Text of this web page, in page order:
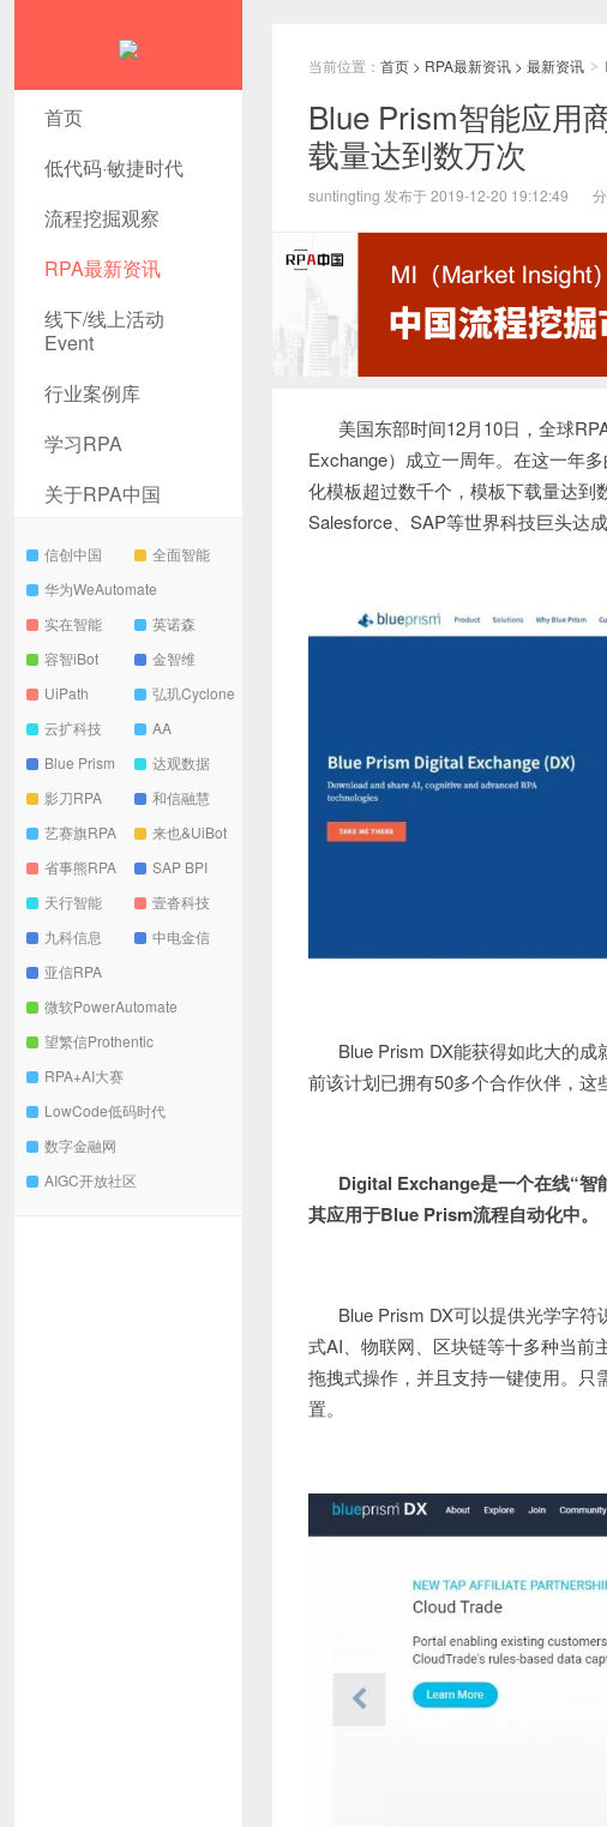
首页
低代码·敏捷时代
流程挖掘观察
RPA最新资讯
线下/线上活动
Event
行业案例库
学习RPA
关于RPA中国
信创中国
全面智能
华为WeAutomate
实在智能
英诺森
容智iBot
金智维
UiPath
弘玑Cyclone
云扩科技
AA
Blue Prism
达观数据
影刀RPA
和信融慧
艺赛旗RPA
来也&UiBot
省事熊RPA
SAP BPI
天行智能
壹沓科技
九科信息
中电金信
亚信RPA
微软PowerAutomate
望繁信Prothentic
RPA+AI大赛
LowCode低码时代
数字金融网
AIGC开放社区
当前位置： 首页 > RPA最新资讯 > 最新资讯 >
Blue Prism智能应用
载量达到数万次
suntingting 发布于 2019-12-20 19:12:49
美国东部时间12月10日，全球
Exchange）成立一周年。在这一年
化模板超过数千个，模板下载量达到
Salesforce、SAP等世界科技巨头达成
Blue Prism DX能获得如此大的
前该计划已拥有50多个合作伙伴，这
Digital Exchange是一个在线“智
其应用于Blue Prism流程自动化中。
Blue Prism DX可以提供光学字
式AI、物联网、区块链等十多种当前
拖拽式操作，并且支持一键使用。
置。